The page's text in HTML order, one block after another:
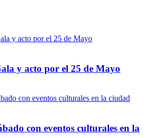
y acto por el 25 de Mayo
con eventos culturales en la